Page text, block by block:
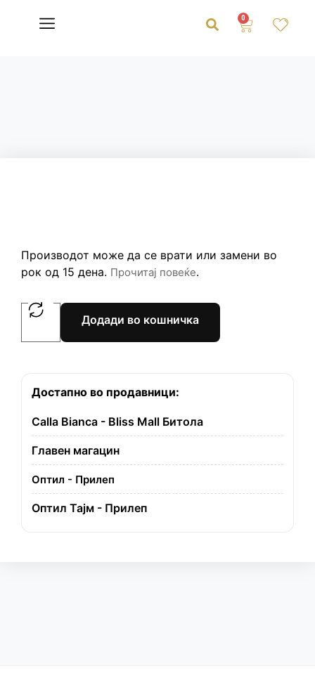
0
Додади во кошничка
Производот може да се врати или замени во
рок од 15 дена. Прочитај повеќе.
Достапно во продавници:
Calla Bianca - Bliss Mall Битола
Главен магацин
Оптил - Прилеп
Оптил Тајм - Прилеп